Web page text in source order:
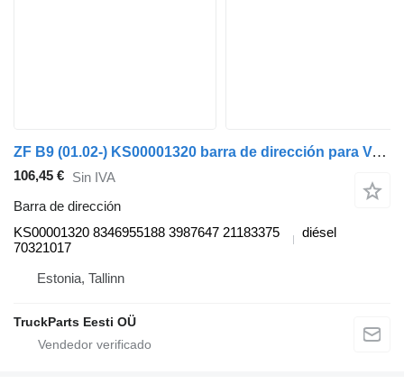
ZF B9 (01.02-) KS00001320 barra de dirección para Volvo B6, B7, B9, B10, B12 bus (1978-2011) autobús
106,45 € Sin IVA
Barra de dirección
KS00001320 8346955188 3987647 21183375
70321017
diésel
Estonia, Tallinn
TruckParts Eesti OÜ